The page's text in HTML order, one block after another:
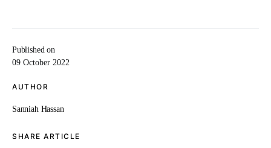
Published on
09 October 2022
AUTHOR
Sanniah Hassan
SHARE ARTICLE